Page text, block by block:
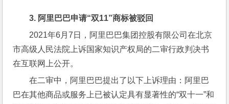
3. 阿里巴巴申请“双11”商标被驳回
2021年6月7日，阿里巴巴集团控股有限公司在北京
市高级人民法院上诉国家知识产权局的二审行政判决书
在互联网上公开。
在二审中，阿里巴巴提出了以下上诉理由：阿里巴
巴在其他商品或服务上已被认定具有显著性的“双十一”和